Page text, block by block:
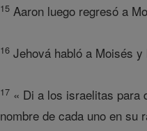
15 Aaron luego regresó a
16 Jehová habló a Moisés y
17 « Di a los israelitas para
nombre de cada uno en su